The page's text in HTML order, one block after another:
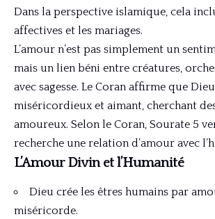
Dans la perspective islamique, cela
affectives et les mariages.
L’amour n’est pas simplement un
mais un lien béni entre créatures,
avec sagesse. Le Coran affirme que
miséricordieux et aimant, cherchant
amoureux. Selon le Coran, Sourate 5
recherche une relation d’amour avec
L’Amour Divin et l’Humanité
Dieu crée les êtres humains par
miséricorde.